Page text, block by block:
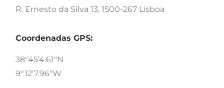
R. Ernesto da Silva 13, 1500-267 Lisboa
Coordenadas GPS:
38°45'4.61"N
9°12'7.96"W